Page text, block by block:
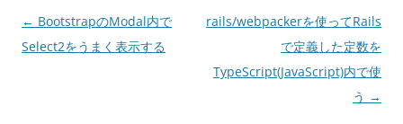
投
稿
← BootstrapのModal内で
Select2をうまく表示する
rails/webpackerを使ってRails
で定義した定数を
TypeScript(JavaScript)内で使
う →